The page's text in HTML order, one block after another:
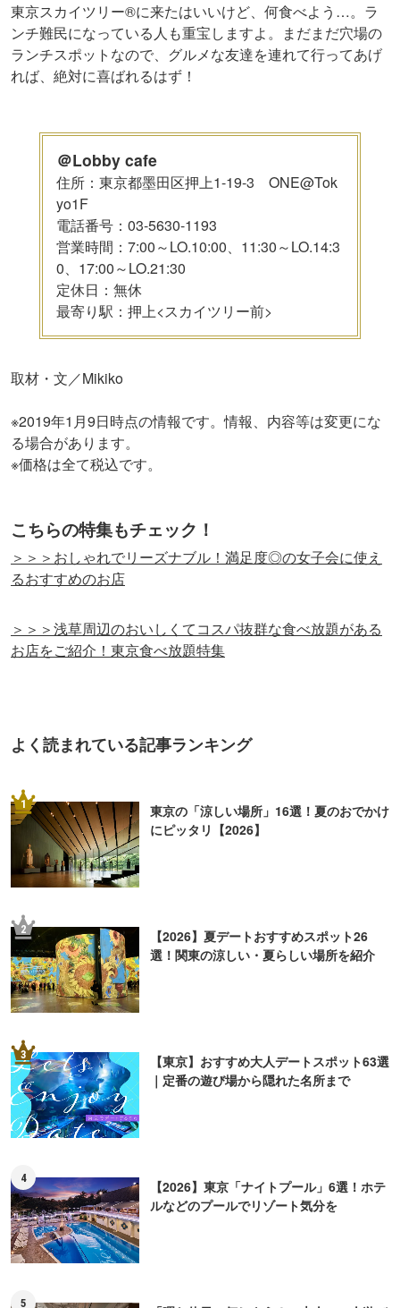
東京スカイツリー®に来たはいいけど、何食べよう…。ラ
ンチ難民になっている人も重宝しますよ。まだまだ穴場の
ランチスポットなので、グルメな友達を連れて行ってあげ
れば、絶対に喜ばれるはず！
＠Lobby cafe
住所：東京都墨田区押上1-19-3 ONE@Tok
yo1F
電話番号：03-5630-1193
営業時間：7:00～LO.10:00、11:30～LO.14:3
0、17:00～LO.21:30
定休日：無休
最寄り駅：押上<スカイツリー前>
取材・文／Mikiko
※2019年1月9日時点の情報です。情報、内容等は変更にな
る場合があります。
※価格は全て税込です。
こちらの特集もチェック！
＞＞＞おしゃれでリーズナブル！満足度◎の女子会に使え
るおすすめのお店
＞＞＞浅草周辺のおいしくてコスパ抜群な食べ放題がある
お店をご紹介！東京食べ放題特集
よく読まれている記事ランキング
1
東京の「涼しい場所」16選！夏のおでかけ
にピッタリ【2026】
2
【2026】夏デートおすすめスポット26
選！関東の涼しい・夏らしい場所を紹介
3
【東京】おすすめ大人デートスポット63選
｜定番の遊び場から隠れた名所まで
4
【2026】東京「ナイトプール」6選！ホテ
ルなどのプールでリゾート気分を
5